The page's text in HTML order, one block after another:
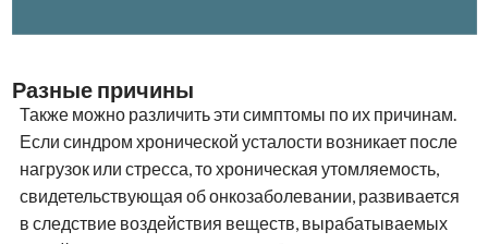
Разные причины
Также можно различить эти симптомы по их причинам.
Если синдром хронической усталости возникает после
нагрузок или стресса, то хроническая утомляемость,
свидетельствующая об онкозаболевании, развивается
в следствие воздействия веществ, вырабатываемых